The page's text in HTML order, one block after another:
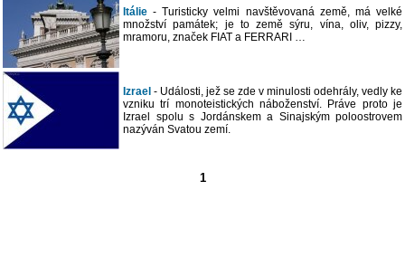
Itálie - Turisticky velmi navštěvovaná země, má velké
množství památek; je to země sýru, vína, oliv, pizzy,
mramoru, značek FIAT a FERRARI …
Izrael - Události, jež se zde v minulosti odehrály, vedly ke
vzniku trí monoteistických náboženství. Práve proto je
Izrael spolu s Jordánskem a Sinajským poloostrovem
nazýván Svatou zemí.
1